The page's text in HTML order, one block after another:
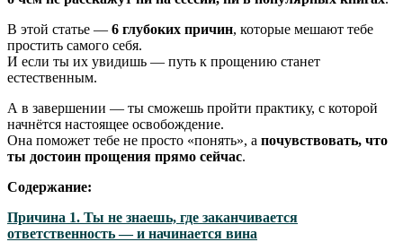
В этой статье — 6 глубоких причин, которые мешают тебе
простить самого себя.
И если ты их увидишь — путь к прощению станет
естественным.
А в завершении — ты сможешь пройти практику, с которой
начнётся настоящее освобождение.
Она поможет тебе не просто «понять», а почувствовать, что
ты достоин прощения прямо сейчас.
Содержание:
Причина 1. Ты не знаешь, где заканчивается
ответственность — и начинается вина